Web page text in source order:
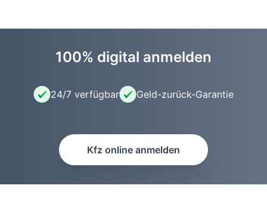
100% digital anmelden
24/7 verfügbar Geld-zurück-Garantie
Kfz online anmelden